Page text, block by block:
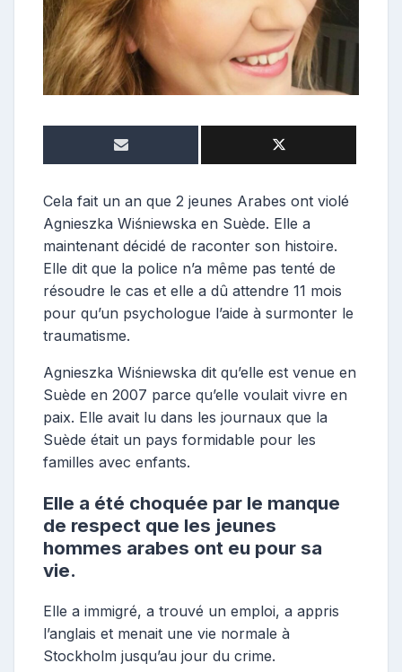
r
Cela fait un an que 2 jeunes Arabes ont violé
Agnieszka Wiśniewska en Suède. Elle a
maintenant décidé de raconter son histoire.
Elle dit que la police n’a même pas tenté de
résoudre le cas et elle a dû attendre 11 mois
pour qu’un psychologue l’aide à surmonter le
traumatisme.
Agnieszka Wiśniewska dit qu’elle est venue en
Suède en 2007 parce qu’elle voulait vivre en
paix. Elle avait lu dans les journaux que la
Suède était un pays formidable pour les
familles avec enfants.
Elle a été choquée par le manque
de respect que les jeunes
hommes arabes ont eu pour sa
vie.
Elle a immigré, a trouvé un emploi, a appris
l’anglais et menait une vie normale à
Stockholm jusqu’au jour du crime.